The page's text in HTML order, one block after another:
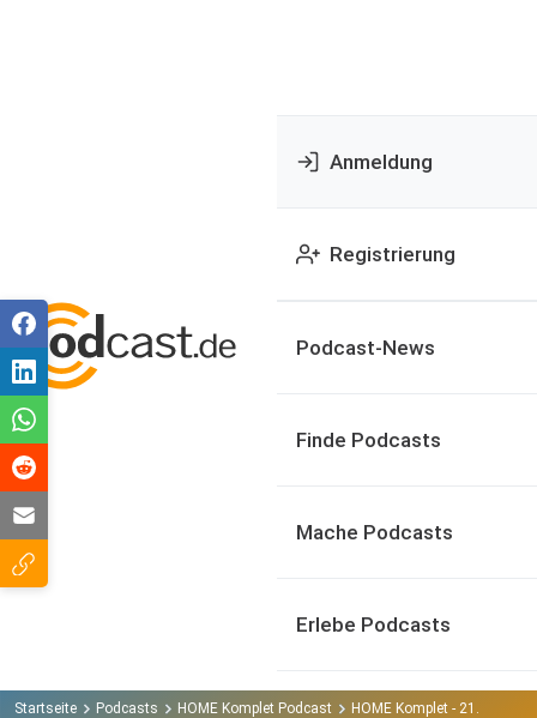
Anmeldung
Registrierung
Podcast-News
Finde Podcasts
Mache Podcasts
Erlebe Podcasts
Startseite Podcasts HOME Komplet Podcast HOME Komplet - 21.